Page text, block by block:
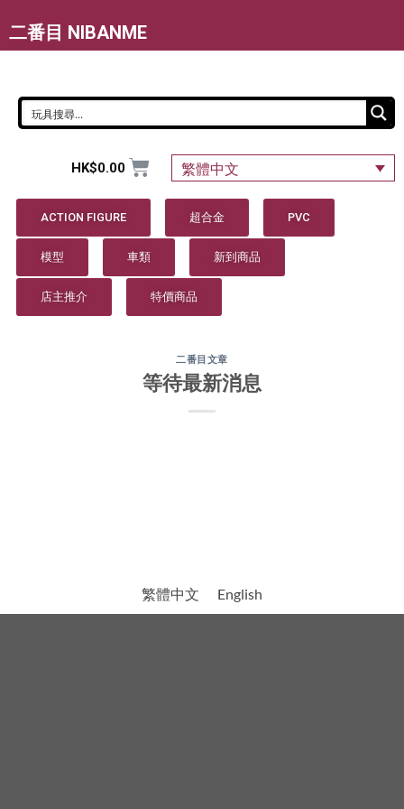
二番目 NIBANME
HK$0.00 繁體中文
ACTION FIGURE 超合金 PVC
模型 車類 新到商品
店主推介 特價商品
二番目文章
等待最新消息
繁體中文 English